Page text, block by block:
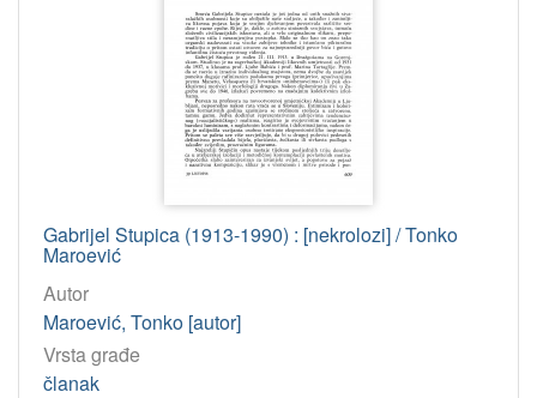
Gabrijel Stupica (1913-1990) : [nekrolozi] / Tonko
Maroević
Autor
Maroević, Tonko [autor]
Vrsta građe
članak